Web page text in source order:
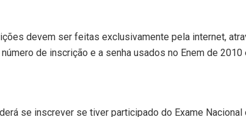
devem ser feitas exclusivamente pela internet,
de inscrição e a senha usados no Enem de 2010
se inscrever se tiver participado do Exame Nacional